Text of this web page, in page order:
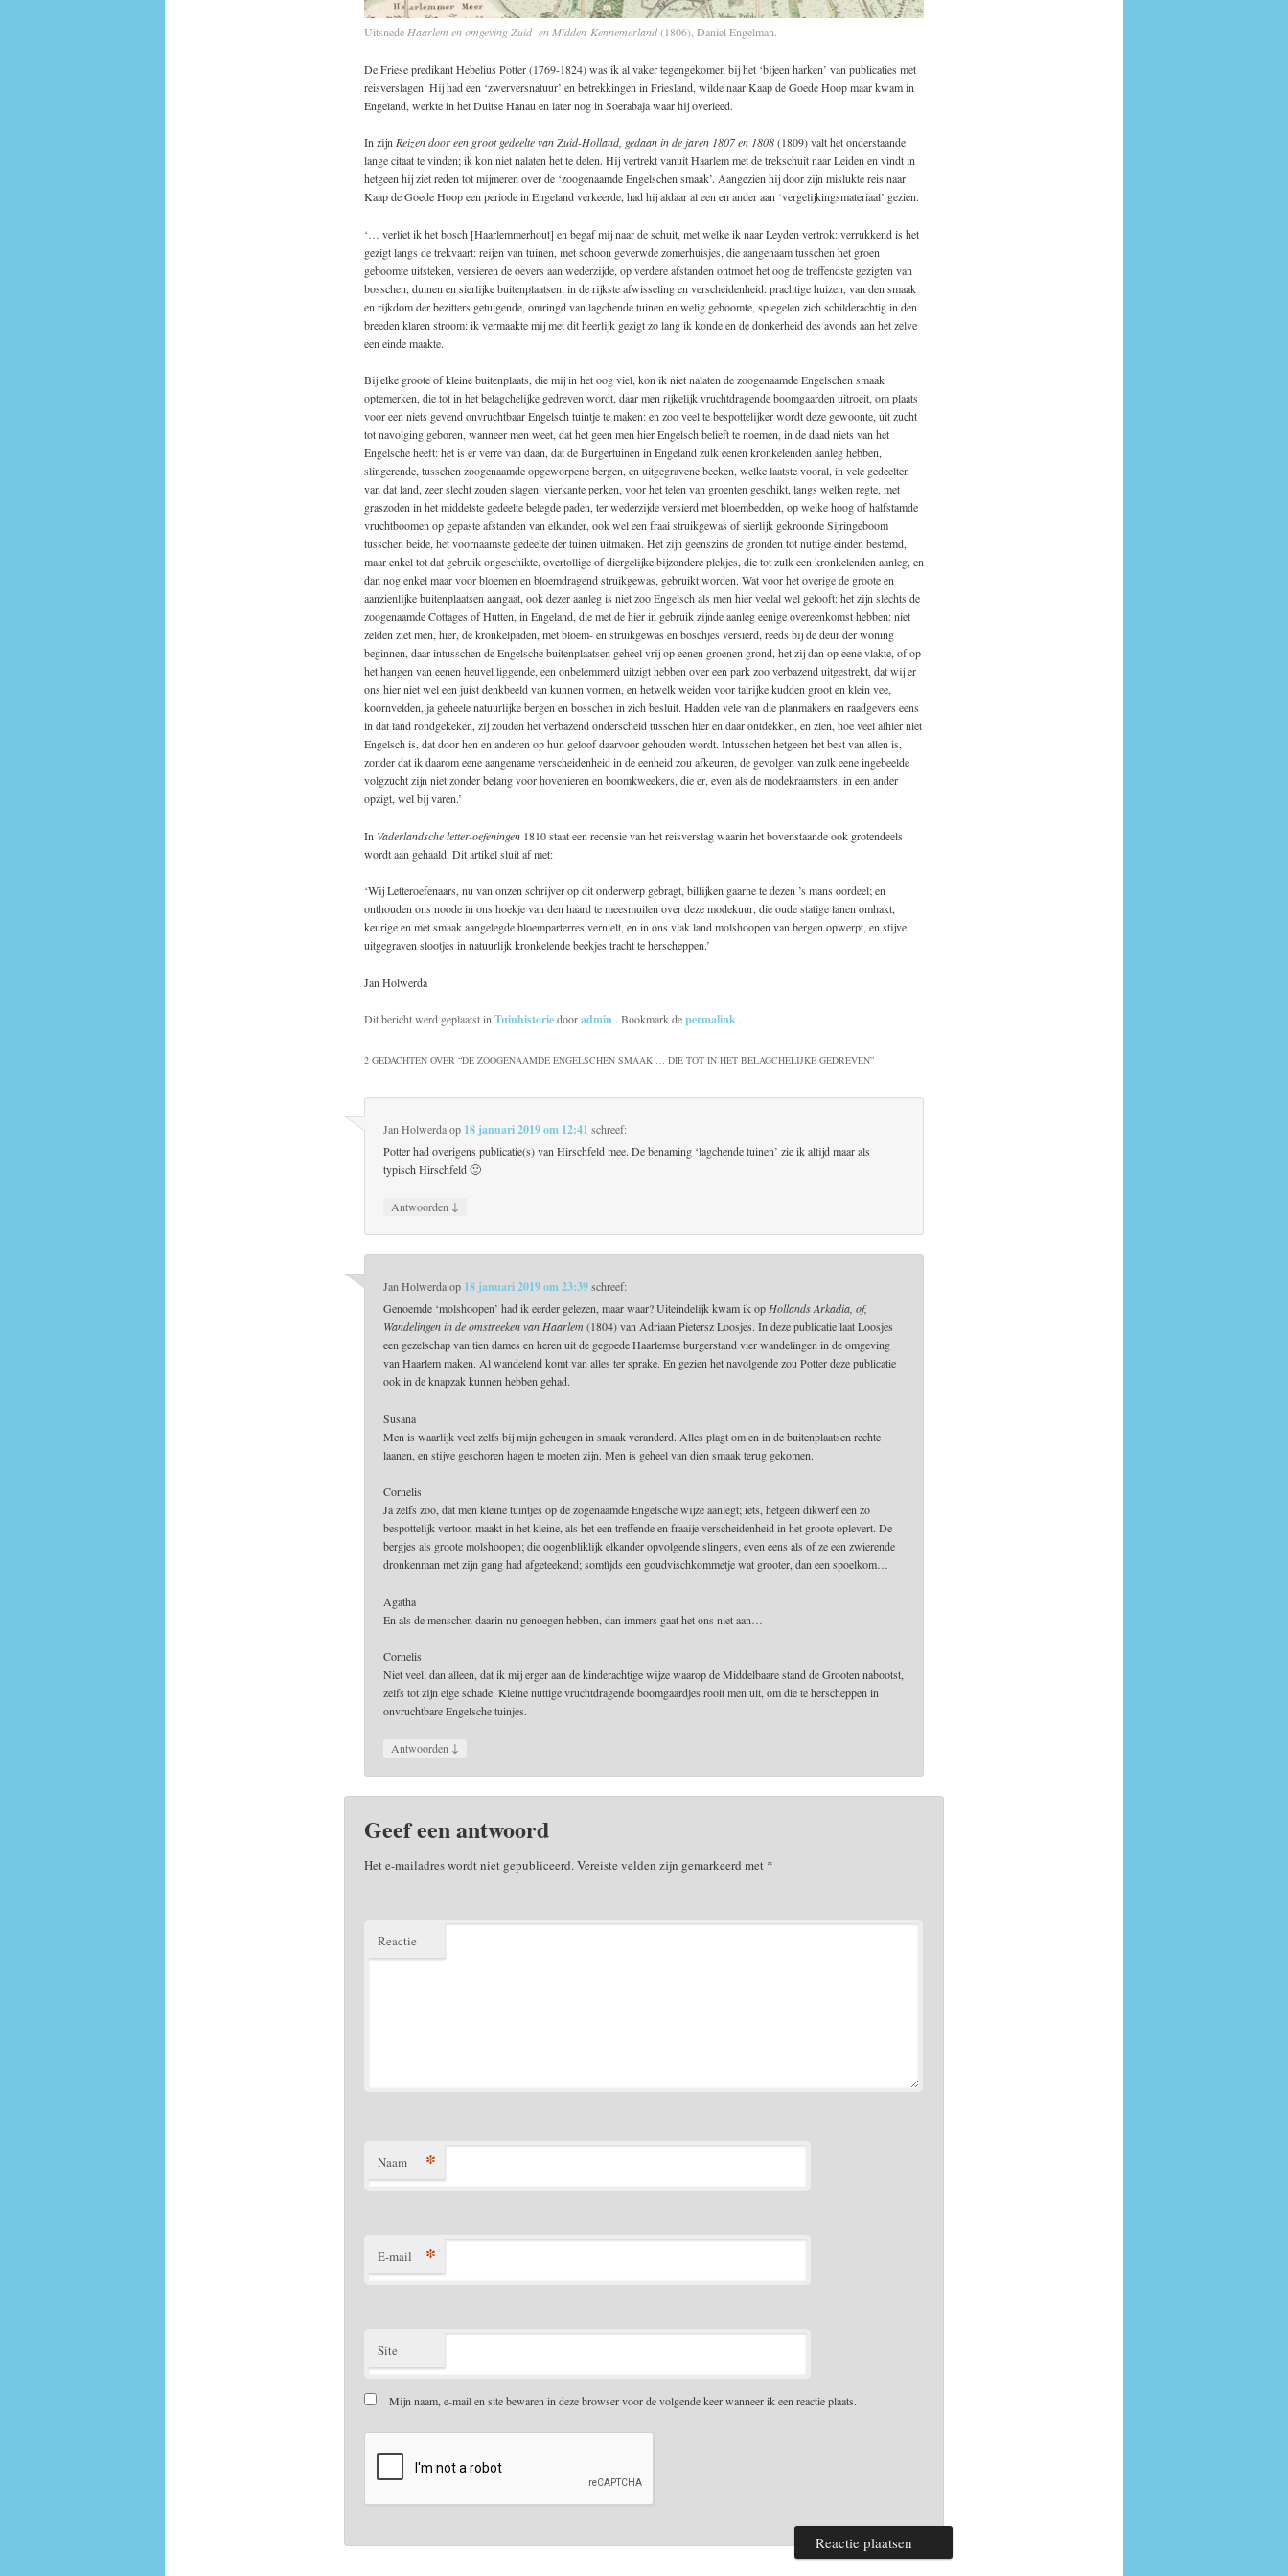
UitsnedeHaarlem en omgeving Zuid- en Midden-Kennemerland(1806), Daniel Engelman.
De Friese predikant Hebelius Potter (1769-1824) was ik al vaker tegengekomen bij het ‘bijeen harken’ van publicaties met
reisverslagen. Hij had een ‘zwerversnatuur’ en betrekkingen in Friesland, wilde naar Kaap de Goede Hoop maar kwam in
Engeland, werkte in het Duitse Hanau en later nog in Soerabaja waar hij overleed.
In zijnReizen door een groot gedeelte van Zuid-Holland, gedaan in de jaren 1807 en 1808(1809) valt het onderstaande
lange citaat te vinden; ik kon niet nalaten het te delen. Hij vertrekt vanuit Haarlem met de trekschuit naar Leiden en vindt in
hetgeen hij ziet reden tot mijmeren over de ‘zoogenaamde Engelschen smaak’. Aangezien hij door zijn mislukte reis naar
Kaap de Goede Hoop een periode in Engeland verkeerde, had hij aldaar al een en ander aan ‘vergelijkingsmateriaal’ gezien.
‘… verliet ik het bosch [Haarlemmerhout] en begaf mij naar de schuit, met welke ik naar Leyden vertrok: verrukkend is het
gezigt langs de trekvaart: reijen van tuinen, met schoon geverwde zomerhuisjes, die aangenaam tusschen het groen
geboomte uitsteken, versieren de oevers aan wederzijde, op verdere afstanden ontmoet het oog de treffendste gezigten van
bosschen, duinen en sierlijke buitenplaatsen, in de rijkste afwisseling en verscheidenheid: prachtige huizen, van den smaak
en rijkdom der bezitters getuigende, omringd van lagchende tuinen en welig geboomte, spiegelen zich schilderachtig in den
breeden klaren stroom: ik vermaakte mij met dit heerlijk gezigt zo lang ik konde en de donkerheid des avonds aan het zelve
een einde maakte.
Bij elke groote of kleine buitenplaats, die mij in het oog viel, kon ik niet nalaten de zoogenaamde Engelschen smaak
optemerken, die tot in het belagchelijke gedreven wordt, daar men rijkelijk vruchtdragende boomgaarden uitroeit, om plaats
voor een niets gevend onvruchtbaar Engelsch tuintje te maken: en zoo veel te bespottelijker wordt deze gewoonte, uit zucht
tot navolging geboren, wanneer men weet, dat het geen men hier Engelsch belieft te noemen, in de daad niets van het
Engelsche heeft: het is er verre van daan, dat de Burgertuinen in Engeland zulk eenen kronkelenden aanleg hebben,
slingerende, tusschen zoogenaamde opgeworpene bergen, en uitgegravene beeken, welke laatste vooral, in vele gedeelten
van dat land, zeer slecht zouden slagen: vierkante perken, voor het telen van groenten geschikt, langs welken regte, met
graszoden in het middelste gedeelte belegde paden, ter wederzijde versierd met bloembedden, op welke hoog of halfstamde
vruchtboomen op gepaste afstanden van elkander, ook wel een fraai struikgewas of sierlijk gekroonde Sijringeboom
tusschen beide, het voornaamste gedeelte der tuinen uitmaken. Het zijn geenszins de gronden tot nuttige einden bestemd,
maar enkel tot dat gebruik ongeschikte, overtollige of diergelijke bijzondere plekjes, die tot zulk een kronkelenden aanleg, en
dan nog enkel maar voor bloemen en bloemdragend struikgewas, gebruikt worden. Wat voor het overige de groote en
aanzienlijke buitenplaatsen aangaat, ook dezer aanleg is niet zoo Engelsch als men hier veelal wel gelooft: het zijn slechts de
zoogenaamde Cottages of Hutten, in Engeland, die met de hier in gebruik zijnde aanleg eenige overeenkomst hebben: niet
zelden ziet men, hier, de kronkelpaden, met bloem- en struikgewas en boschjes versierd, reeds bij de deur der woning
beginnen, daar intusschen de Engelsche buitenplaatsen geheel vrij op eenen groenen grond, het zij dan op eene vlakte, of op
het hangen van eenen heuvel liggende, een onbelemmerd uitzigt hebben over een park zoo verbazend uitgestrekt, dat wij er
ons hier niet wel een juist denkbeeld van kunnen vormen, en hetwelk weiden voor talrijke kudden groot en klein vee,
koornvelden, ja geheele natuurlijke bergen en bosschen in zich besluit. Hadden vele van die planmakers en raadgevers eens
in dat land rondgekeken, zij zouden het verbazend onderscheid tusschen hier en daar ontdekken, en zien, hoe veel alhier niet
Engelsch is, dat door hen en anderen op hun geloof daarvoor gehouden wordt. Intusschen hetgeen het best van allen is,
zonder dat ik daarom eene aangename verscheidenheid in de eenheid zou afkeuren, de gevolgen van zulk eene ingebeelde
volgzucht zijn niet zonder belang voor hovenieren en boomkweekers, die er, even als de modekraamsters, in een ander
opzigt, wel bij varen.’
In Vaderlandsche letter-oefeningen1810 staat een recensie van het reisverslag waarin het bovenstaande ook grotendeels
wordt aan gehaald. Dit artikel sluit af met:
‘Wij Letteroefenaars, nu van onzen schrijver op dit onderwerp gebragt, billijken gaarne te dezen ’s mans oordeel; en
onthouden ons noode in ons hoekje van den haard te meesmuilen over deze modekuur, die oude statige lanen omhakt,
keurige en met smaak aangelegde bloemparterres vernielt, en in ons vlak land molshoopen van bergen opwerpt, en stijve
uitgegraven slootjes in natuurlijk kronkelende beekjes tracht te herscheppen.’
Jan Holwerda
Dit bericht werd geplaatst inTuinhistoriedooradmin . Bookmark depermalink .
2 GEDACHTEN OVER “DE ZOOGENAAMDE ENGELSCHEN SMAAK … DIE TOT IN HET BELAGCHELIJKE GEDREVEN”
Jan Holwerdaop 18 januari 2019 om 12:41 schreef:
Potter had overigens publicatie(s) van Hirschfeld mee. De benaming ‘lagchende tuinen’ zie ik altijd maar als
typisch Hirschfeld 🙂
Antwoorden ↓
Jan Holwerdaop 18 januari 2019 om 23:39 schreef:
Genoemde ‘molshoopen’ had ik eerder gelezen, maar waar? Uiteindelijk kwam ik opHollands Arkadia, of,
Wandelingen in de omstreeken van Haarlem (1804) van Adriaan Pietersz Loosjes. In deze publicatie laat Loosjes
een gezelschap van tien dames en heren uit de gegoede Haarlemse burgerstand vier wandelingen in de omgeving
van Haarlem maken. Al wandelend komt van alles ter sprake. En gezien het navolgende zou Potter deze publicatie
ook in de knapzak kunnen hebben gehad.
Susana
Men is waarlijk veel zelfs bij mijn geheugen in smaak veranderd. Alles plagt om en in de buitenplaatsen rechte
laanen, en stijve geschoren hagen te moeten zijn. Men is geheel van dien smaak terug gekomen.
Cornelis
Ja zelfs zoo, dat men kleine tuintjes op de zogenaamde Engelsche wijze aanlegt; iets, hetgeen dikwerf een zo
bespottelijk vertoon maakt in het kleine, als het een treffende en fraaije verscheidenheid in het groote oplevert. De
bergjes als groote molshoopen; die oogenbliklijk elkander opvolgende slingers, even eens als of ze een zwierende
dronkenman met zijn gang had afgeteekend; somtìjds een goudvischkommetje wat grooter, dan een spoelkom…
Agatha
En als de menschen daarin nu genoegen hebben, dan immers gaat het ons niet aan…
Cornelis
Niet veel, dan alleen, dat ik mij erger aan de kinderachtige wijze waarop de Middelbaare stand de Grooten nabootst,
zelfs tot zijn eige schade. Kleine nuttige vruchtdragende boomgaardjes rooit men uit, om die te herscheppen in
onvruchtbare Engelsche tuinjes.
Antwoorden ↓
Geef een antwoord
Het e-mailadres wordt niet gepubliceerd.Vereiste velden zijn gemarkeerd met *
Reactie
Naam *
E-mail *
Site
Mijn naam, e-mail en site bewaren in deze browser voor de volgende keer wanneer ik een reactie plaats.